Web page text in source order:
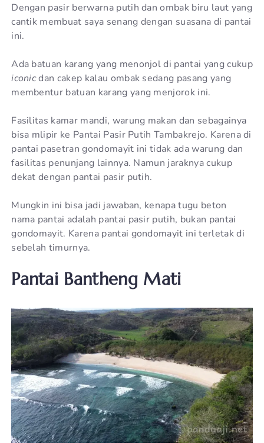
Dengan pasir berwarna putih dan ombak biru laut yang
cantik membuat saya senang dengan suasana di pantai
ini.
Ada batuan karang yang menonjol di pantai yang cukup
iconicdan cakep kalau ombak sedang pasang yang
membentur batuan karang yang menjorok ini.
Fasilitas kamar mandi, warung makan dan sebagainya
bisa mlipir ke Pantai Pasir Putih Tambakrejo. Karena di
pantai pasetran gondomayit ini tidak ada warung dan
fasilitas penunjang lainnya. Namun jaraknya cukup
dekat dengan pantai pasir putih.
Mungkin ini bisa jadi jawaban, kenapa tugu beton
nama pantai adalah pantai pasir putih, bukan pantai
gondomayit. Karena pantai gondomayit ini terletak di
sebelah timurnya.
Pantai Bantheng Mati